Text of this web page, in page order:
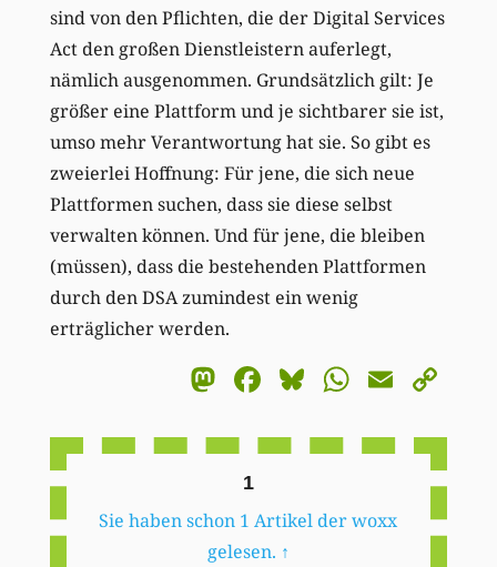
sind von den Pflichten, die der Digital Services
Act den großen Dienstleistern auferlegt,
nämlich ausgenommen. Grundsätzlich gilt: Je
größer eine Plattform und je sichtbarer sie ist,
umso mehr Verantwortung hat sie. So gibt es
zweierlei Hoffnung: Für jene, die sich neue
Plattformen suchen, dass sie diese selbst
verwalten können. Und für jene, die bleiben
(müssen), dass die bestehenden Plattformen
durch den DSA zumindest ein wenig
erträglicher werden.
Mastodon
Facebook
BlueskyEmail
1
Sie haben schon 1 Artikel der woxx
gelesen. ↑